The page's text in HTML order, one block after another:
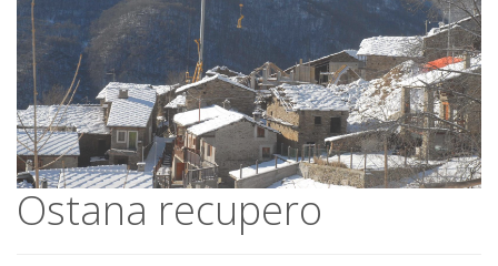
Ostana recupero
Ostana recupero